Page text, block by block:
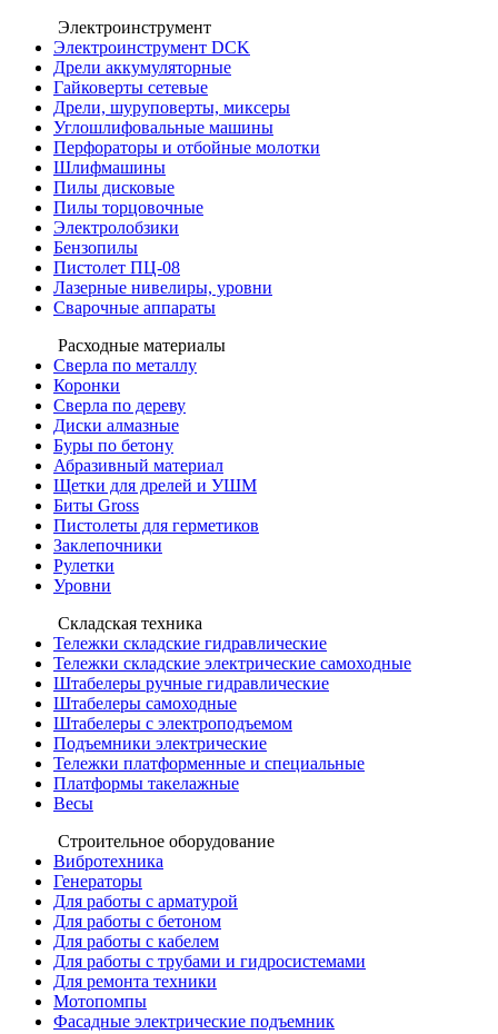
Электроинструмент
Электроинструмент DCK
Дрели аккумуляторные
Гайковерты сетевые
Дрели, шуруповерты, миксеры
Углошлифовальные машины
Перфораторы и отбойные молотки
Шлифмашины
Пилы дисковые
Пилы торцовочные
Электролобзики
Бензопилы
Пистолет ПЦ-08
Лазерные нивелиры, уровни
Сварочные аппараты
Расходные материалы
Сверла по металлу
Коронки
Сверла по дереву
Диски алмазные
Буры по бетону
Абразивный материал
Щетки для дрелей и УШМ
Биты Gross
Пистолеты для герметиков
Заклепочники
Рулетки
Уровни
Складская техника
Тележки складские гидравлические
Тележки складские электрические самоходные
Штабелеры ручные гидравлические
Штабелеры самоходные
Штабелеры с электроподъемом
Подъемники электрические
Тележки платформенные и специальные
Платформы такелажные
Весы
Строительное оборудование
Вибротехника
Генераторы
Для работы с арматурой
Для работы с бетоном
Для работы с кабелем
Для работы с трубами и гидросистемами
Для ремонта техники
Мотопомпы
Фасадные электрические подъемник